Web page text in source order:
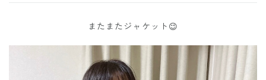
またまたジャケット😉